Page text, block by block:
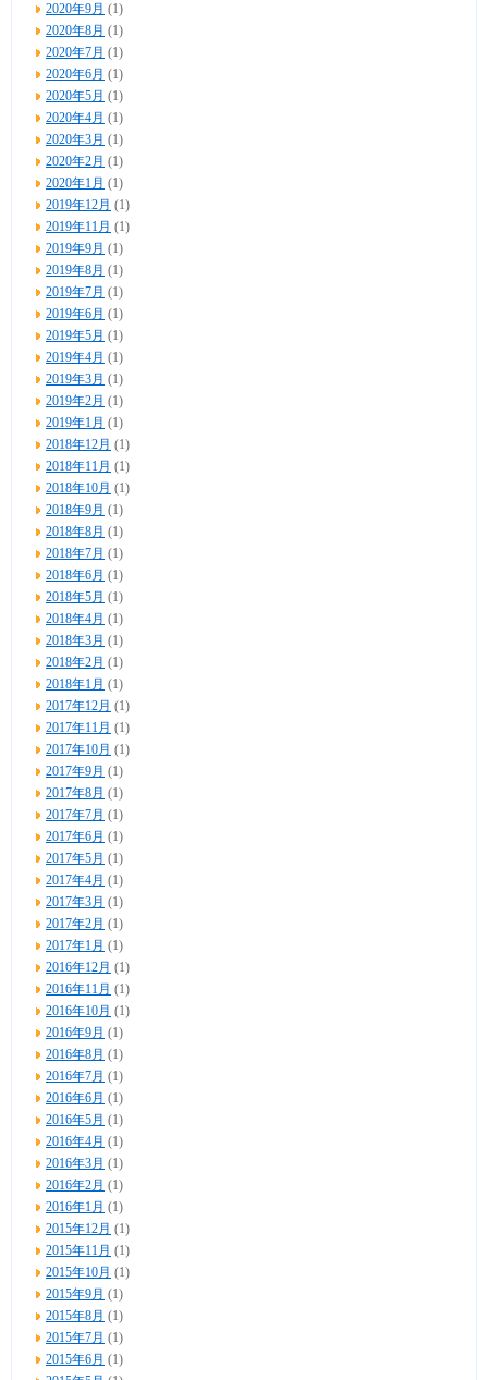
2020年9月 (1)
2020年8月 (1)
2020年7月 (1)
2020年6月 (1)
2020年5月 (1)
2020年4月 (1)
2020年3月 (1)
2020年2月 (1)
2020年1月 (1)
2019年12月 (1)
2019年11月 (1)
2019年9月 (1)
2019年8月 (1)
2019年7月 (1)
2019年6月 (1)
2019年5月 (1)
2019年4月 (1)
2019年3月 (1)
2019年2月 (1)
2019年1月 (1)
2018年12月 (1)
2018年11月 (1)
2018年10月 (1)
2018年9月 (1)
2018年8月 (1)
2018年7月 (1)
2018年6月 (1)
2018年5月 (1)
2018年4月 (1)
2018年3月 (1)
2018年2月 (1)
2018年1月 (1)
2017年12月 (1)
2017年11月 (1)
2017年10月 (1)
2017年9月 (1)
2017年8月 (1)
2017年7月 (1)
2017年6月 (1)
2017年5月 (1)
2017年4月 (1)
2017年3月 (1)
2017年2月 (1)
2017年1月 (1)
2016年12月 (1)
2016年11月 (1)
2016年10月 (1)
2016年9月 (1)
2016年8月 (1)
2016年7月 (1)
2016年6月 (1)
2016年5月 (1)
2016年4月 (1)
2016年3月 (1)
2016年2月 (1)
2016年1月 (1)
2015年12月 (1)
2015年11月 (1)
2015年10月 (1)
2015年9月 (1)
2015年8月 (1)
2015年7月 (1)
2015年6月 (1)